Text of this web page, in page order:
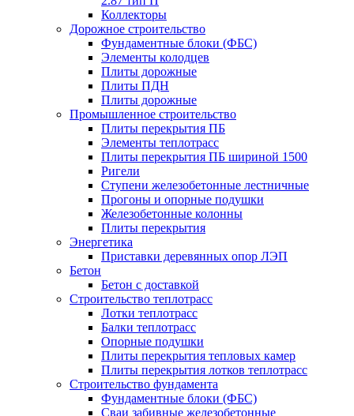
Коллекторы
Дорожное строительство
Фундаментные блоки (ФБС)
Элементы колодцев
Плиты дорожные
Плиты ПДН
Плиты дорожные
Промышленное строительство
Плиты перекрытия ПБ
Элементы теплотрасс
Плиты перекрытия ПБ шириной 1500
Ригели
Ступени железобетонные лестничные
Прогоны и опорные подушки
Железобетонные колонны
Плиты перекрытия
Энергетика
Приставки деревянных опор ЛЭП
Бетон
Бетон с доставкой
Строительство теплотрасс
Лотки теплотрасс
Балки теплотрасс
Опорные подушки
Плиты перекрытия тепловых камер
Плиты перекрытия лотков теплотрасс
Строительство фундамента
Фундаментные блоки (ФБС)
Сваи забивные железобетонные